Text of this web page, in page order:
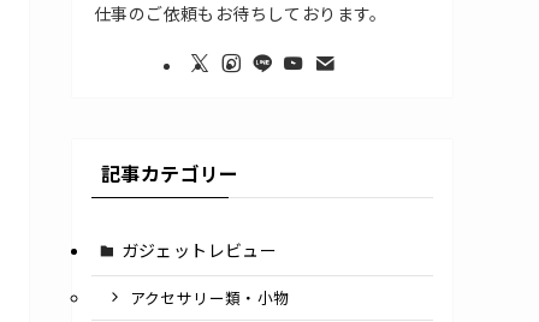
仕事のご依頼もお待ちしております。
記事カテゴリー
ガジェットレビュー
アクセサリー類・小物